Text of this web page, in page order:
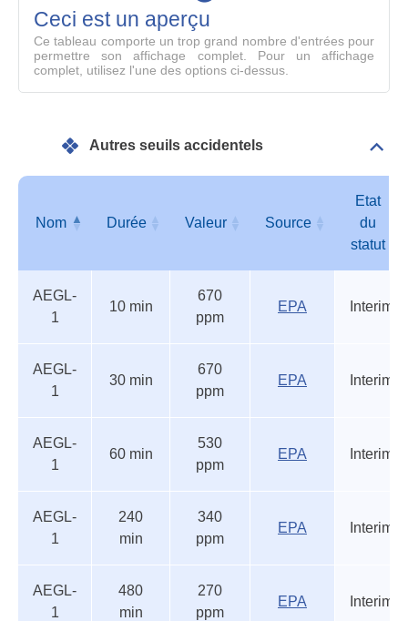
Ceci est un aperçu
Ce tableau comporte un trop grand nombre d'entrées pour
permettre son affichage complet. Pour un affichage
complet, utilisez l'une des options ci-dessus.
Autres seuils accidentels
seuils
accidentels
Nom Durée Valeur Source
Etat
du
statut
du
AEGL-
1
10 min
670
ppm
EPA Interim
AEGL-
1
30 min
670
ppm
EPA Interim
AEGL-
1
60 min
530
ppm
EPA Interim
AEGL-
1
240
min
340
ppm
EPA Interim
AEGL-
1
480
min
270
ppm
EPA Interim